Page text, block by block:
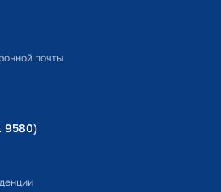
образования РФ
почты
9580)